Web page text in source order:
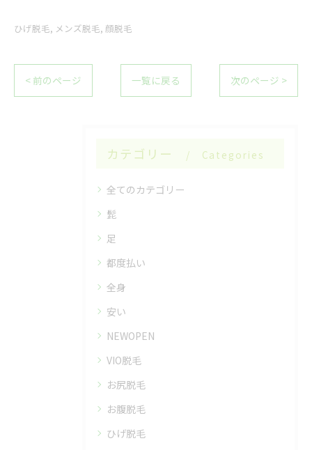
ひげ脱毛 メンズ脱毛 顔脱毛
< 前のページ 一覧に戻る 次のページ >
カテゴリー Categories
全てのカテゴリー
髭
足
都度払い
全身
安い
NEWOPEN
VIO脱毛
お尻脱毛
お腹脱毛
ひげ脱毛